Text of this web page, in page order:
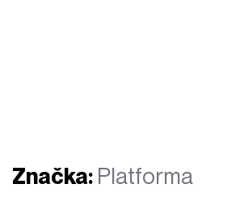
Značka: Platforma